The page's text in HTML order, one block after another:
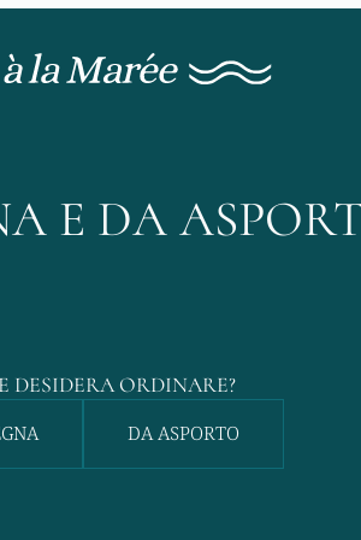
E DA
DESIDERA ORDINARE?
DA ASPORTO